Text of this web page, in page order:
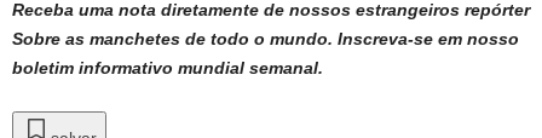
Receba uma nota diretamente de nossos estrangeiros repórter
Sobre as manchetes de todo o mundo. Inscreva-se em nosso
boletim informativo mundial semanal.